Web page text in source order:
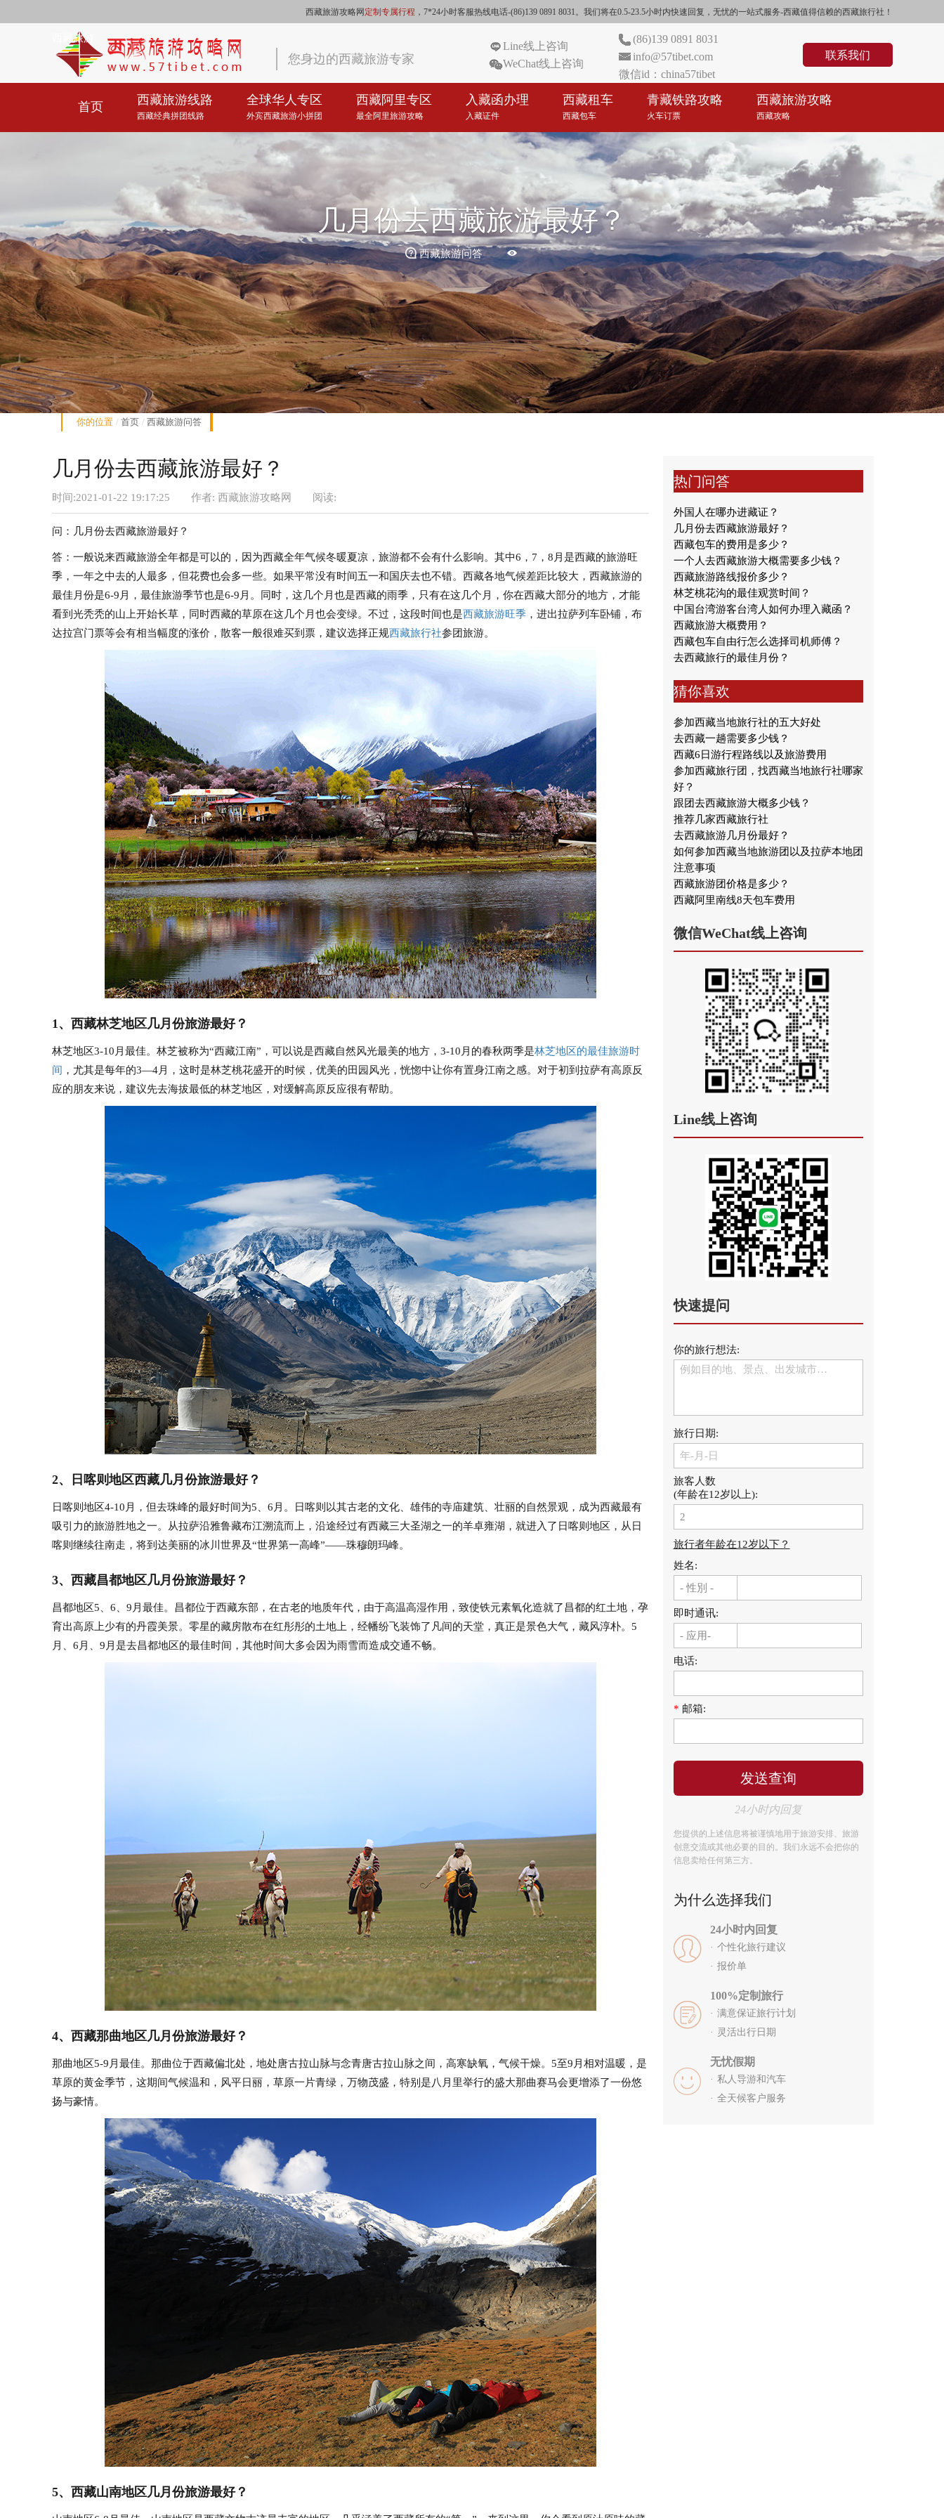
西藏旅游攻略网 定制专属行程 ，7*24小时客服热线电话-(86)139 0891 8031。我们将在0.5-23.5小时内快速回复，无忧的一站式服务-西藏值得信赖的西藏旅行社！
西藏旅游
您身边的西藏旅游专家 联系我们
(86)139 0891 8031
info@57tibet.com
微信id：china57tibet
Line线上咨询
WeChat线上咨询
首页 西藏旅游线路
西藏经典拼团线路
全球华人专区
外宾西藏旅游小拼团
西藏阿里专区
最全阿里旅游攻略
入藏函办理
入藏证件
西藏租车
西藏包车
青藏铁路攻略
火车订票
西藏旅游攻略
西藏攻略
几月份去西藏旅游最好？
 西藏旅游问答 
你的位置 首页 西藏旅游问答
几月份去西藏旅游最好？
时间:2021-01-22 19:17:25 作者: 西藏旅游攻略网 阅读:
问：几月份去西藏旅游最好？
答：一般说来西藏旅游全年都是可以的，因为西藏全年气候冬暖夏凉，旅游都不会有什么影响。其中6，7，8月是西藏的旅游旺
季，一年之中去的人最多，但花费也会多一些。如果平常没有时间五一和国庆去也不错。西藏各地气候差距比较大，西藏旅游的
最佳月份是6-9月，最佳旅游季节也是6-9月。同时，这几个月也是西藏的雨季，只有在这几个月，你在西藏大部分的地方，才能
看到光秃秃的山上开始长草，同时西藏的草原在这几个月也会变绿。不过，这段时间也是西藏旅游旺季，进出拉萨列车卧铺，布
达拉宫门票等会有相当幅度的涨价，散客一般很难买到票，建议选择正规西藏旅行社参团旅游。
1、西藏林芝地区几月份旅游最好？
林芝地区3-10月最佳。林芝被称为“西藏江南”，可以说是西藏自然风光最美的地方，3-10月的春秋两季是林芝地区的最佳旅游时
间 ，尤其是每年的3—4月，这时是林芝桃花盛开的时候，优美的田园风光，恍惚中让你有置身江南之感。对于初到拉萨有高原反
应的朋友来说，建议先去海拔最低的林芝地区，对缓解高原反应很有帮助。
2、日喀则地区西藏几月份旅游最好？
日喀则地区4-10月，但去珠峰的最好时间为5、6月。日喀则以其古老的文化、雄伟的寺庙建筑、壮丽的自然景观，成为西藏最有
吸引力的旅游胜地之一。从拉萨沿雅鲁藏布江溯流而上，沿途经过有西藏三大圣湖之一的羊卓雍湖，就进入了日喀则地区，从日
喀则继续往南走，将到达美丽的冰川世界及“世界第一高峰”——珠穆朗玛峰。
3、西藏昌都地区几月份旅游最好？
昌都地区5、6、9月最佳。昌都位于西藏东部，在古老的地质年代，由于高温高湿作用，致使铁元素氧化造就了昌都的红土地，孕
育出高原上少有的丹霞美景。零星的藏房散布在红彤彤的土地上，经幡纷飞装饰了凡间的天堂，真正是景色大气，藏风淳朴。5
月、6月、9月是去昌都地区的最佳时间，其他时间大多会因为雨雪而造成交通不畅。
4、西藏那曲地区几月份旅游最好？
那曲地区5-9月最佳。那曲位于西藏偏北处，地处唐古拉山脉与念青唐古拉山脉之间，高寒缺氧，气候干燥。5至9月相对温暖，是
草原的黄金季节，这期间气候温和，风平日丽，草原一片青绿，万物茂盛，特别是八月里举行的盛大那曲赛马会更增添了一份悠
扬与豪情。
5、西藏山南地区几月份旅游最好？
热门问答
外国人在哪办进藏证？
几月份去西藏旅游最好？
西藏包车的费用是多少？
一个人去西藏旅游大概需要多少钱？
西藏旅游路线报价多少？
林芝桃花沟的最佳观赏时间？
中国台湾游客台湾人如何办理入藏函？
西藏旅游大概费用？
西藏包车自由行怎么选择司机师傅？
去西藏旅行的最佳月份？
猜你喜欢
参加西藏当地旅行社的五大好处
去西藏一趟需要多少钱？
西藏6日游行程路线以及旅游费用
参加西藏旅行团，找西藏当地旅行社哪家
好？
跟团去西藏旅游大概多少钱？
推荐几家西藏旅行社
去西藏旅游几月份最好？
如何参加西藏当地旅游团以及拉萨本地团
注意事项
西藏旅游团价格是多少？
西藏阿里南线8天包车费用
微信WeChat线上咨询
Line线上咨询
快速提问
你的旅行想法:
旅行日期:
旅客人数
(年龄在12岁以上):
旅行者年龄在12岁以下？
姓名:
即时通讯:
电话:
* 邮箱:
24小时内回复
您提供的上述信息将被谨慎地用于旅游安排、旅游
创意交流或其他必要的目的。我们永远不会把你的
信息卖给任何第三方。
为什么选择我们
24小时内回复
个性化旅行建议
报价单
100%定制旅行
满意保证旅行计划
灵活出行日期
无忧假期
私人导游和汽车
全天候客户服务